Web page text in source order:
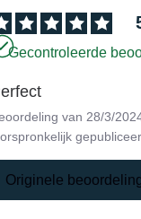
Gecontroleerde
van 28/3/
Originele